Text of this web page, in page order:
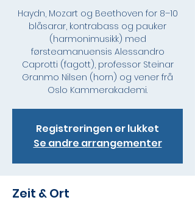
Haydn, Mozart og Beethoven for 8–10
blåsarar, kontrabass og pauker
(harmonimusikk) med
førsteamanuensis Alessandro
Caprotti (fagott), professor Steinar
Granmo Nilsen (horn) og vener frå
Oslo Kammerakademi.
Registreringen er lukket
Se andre arrangementer
Zeit & Ort